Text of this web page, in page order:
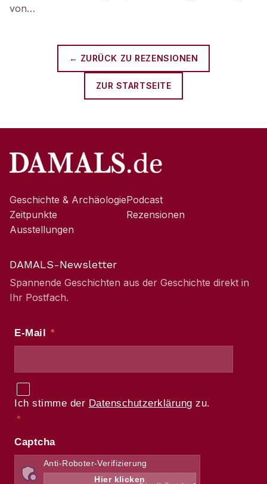
von…
← ZURÜCK ZU REZENSIONEN
ZUR STARTSEITE
Geschichte & Archäologie
Zeitpunkte
Ausstellungen
Podcast
Rezensionen
DAMALS-Newsletter
Spannende Geschichten aus der Geschichte direkt in
Ihr Postfach.